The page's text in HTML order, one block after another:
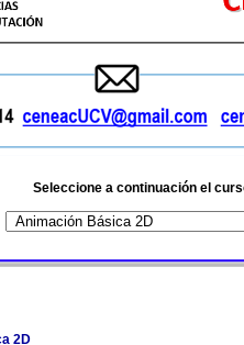
Seleccione a continuación el
2D